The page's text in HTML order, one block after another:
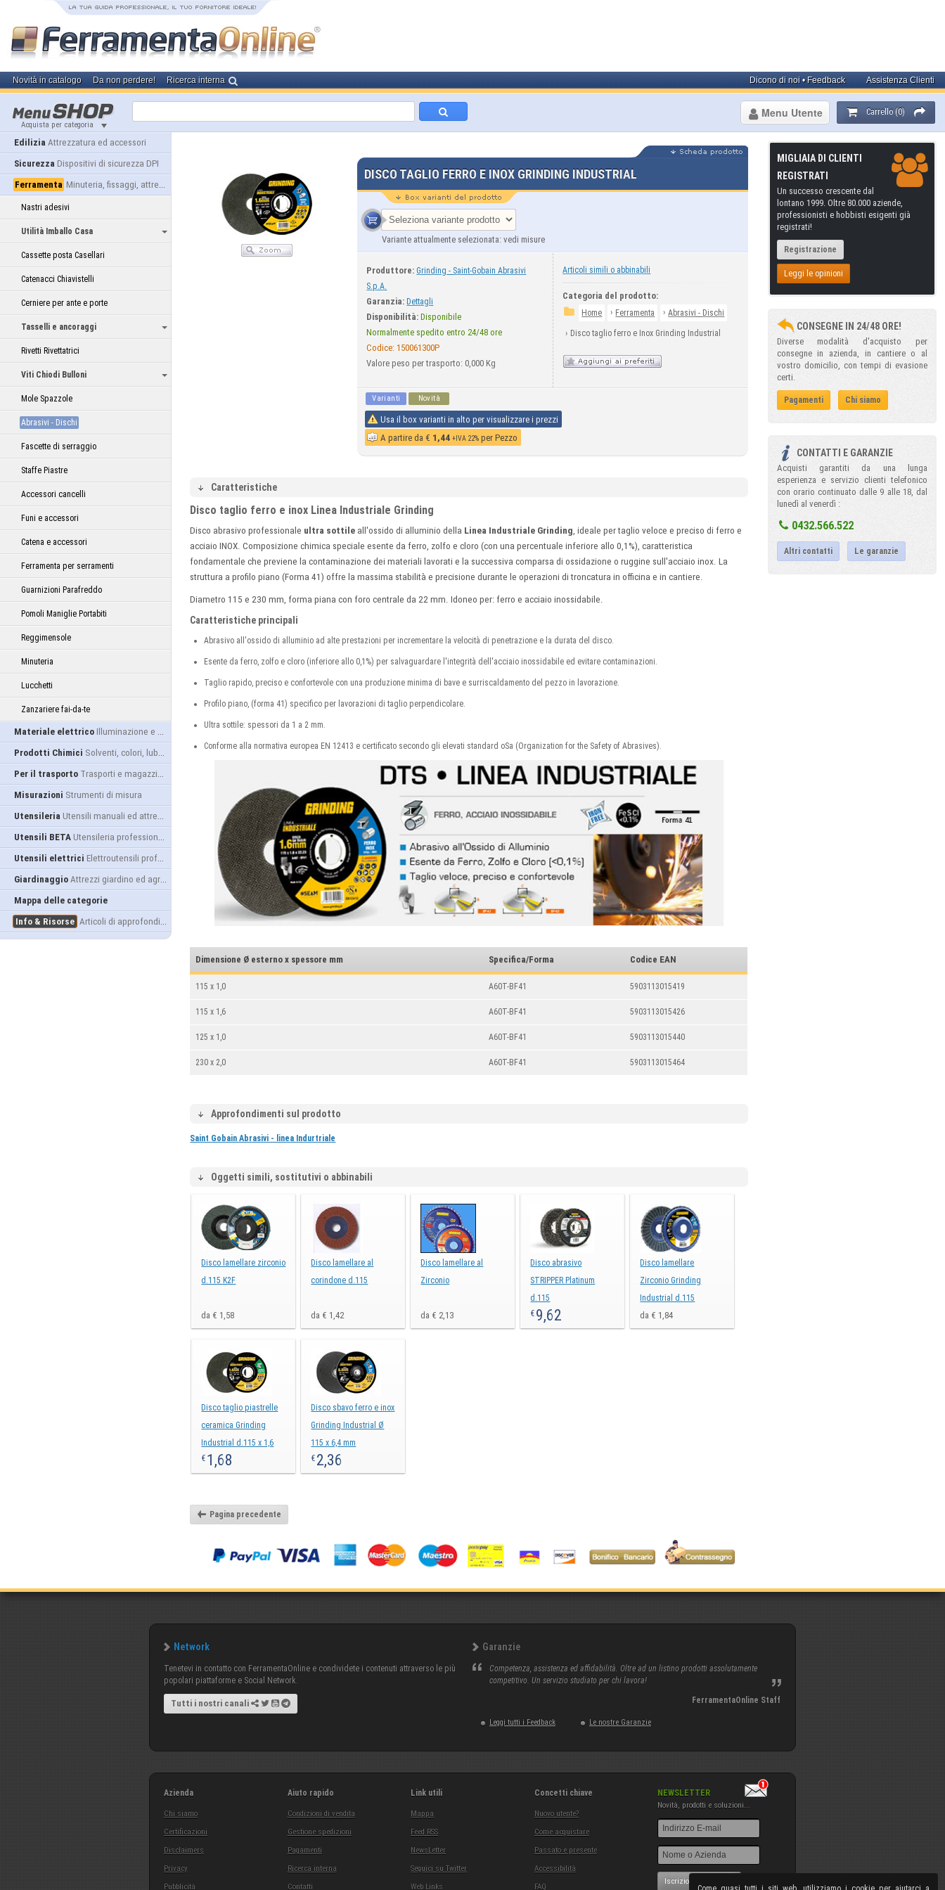
Novità in catalogo Da non perdere! Ricerca interna Assistenza Clienti
Dicono di noi • Feedback
Acquista per categoria
Carrello (0)
Menu Utente
Edilizia Attrezzatura ed accessori
Sicurezza Dispositivi di sicurezza DPI
Ferramenta Minuteria, fissaggi, attrezzatura
Nastri adesivi
Utilità Imballo Casa
Cassette posta Casellari
Catenacci Chiavistelli
Cerniere per ante e porte
Tasselli e ancoraggi
Rivetti Rivettatrici
Viti Chiodi Bulloni
Mole Spazzole
Abrasivi - Dischi
Fascette di serraggio
Staffe Piastre
Accessori cancelli
Funi e accessori
Catena e accessori
Ferramenta per serramenti
Guarnizioni Parafreddo
Pomoli Maniglie Portabiti
Reggimensole
Minuteria
Lucchetti
Zanzariere fai-da-te
Materiale elettrico Illuminazione e alimentazione
Prodotti Chimici Solventi, colori, lubrificanti...
Per il trasporto Trasporti e magazzino
Misurazioni Strumenti di misura
Utensileria Utensili manuali ed attrezzature
Utensili BETA Utensileria professionale
Utensili elettrici Elettroutensili professionali
Giardinaggio Attrezzi giardino ed agricoltura
Mappa delle categorie
Info & Risorse Articoli di approfondimento
DISCO TAGLIO FERRO E INOX GRINDING INDUSTRIAL
Variante attualmente selezionata: vedi misure
Produttore: Grinding - Saint-Gobain Abrasivi
S.p.A.
Garanzia: Dettagli
Disponibilità: Disponibile
Normalmente spedito entro 24/48 ore
Codice:150061300P
Valore peso per trasporto: 0,000 Kg
Articoli simili o abbinabili
Categoria del prodotto:
Home › Ferramenta › Abrasivi - Dischi
› Disco taglio ferro e Inox Grinding Industrial
Varianti Novità
Usa il box varianti in alto per visualizzare i prezzi
A partire da € 1,44 +IVA 22% per Pezzo
Caratteristiche
Disco taglio ferro e inox Linea Industriale Grinding
Disco abrasivo professionale ultra sottile all'ossido di alluminio della Linea Industriale Grinding, ideale per taglio veloce e preciso di ferro e
acciaio INOX. Composizione chimica speciale esente da ferro, zolfo e cloro (con una percentuale inferiore allo 0,1%), caratteristica
fondamentale che previene la contaminazione dei materiali lavorati e la successiva comparsa di ossidazione o ruggine sull'acciaio inox. La
struttura a profilo piano (Forma 41) offre la massima stabilità e precisione durante le operazioni di troncatura in officina e in cantiere.
Diametro 115 e 230 mm, forma piana con foro centrale da 22 mm. Idoneo per: ferro e acciaio inossidabile.
Caratteristiche principali
Abrasivo all'ossido di alluminio ad alte prestazioni per incrementare la velocità di penetrazione e la durata del disco.
Esente da ferro, zolfo e cloro (inferiore allo 0,1%) per salvaguardare l'integrità dell'acciaio inossidabile ed evitare contaminazioni.
Taglio rapido, preciso e confortevole con una produzione minima di bave e surriscaldamento del pezzo in lavorazione.
Profilo piano, (forma 41) specifico per lavorazioni di taglio perpendicolare.
Ultra sottile: spessori da 1 a 2 mm.
Conforme alla normativa europea EN 12413 e certificato secondo gli elevati standard oSa (Organization for the Safety of Abrasives).
Dimensione Ø esterno x spessore mm Specifica/Forma Codice EAN
115 x 1,0 A60T-BF41 5903113015419
115 x 1,6 A60T-BF41 5903113015426
125 x 1,0 A60T-BF41 5903113015440
230 x 2,0 A60T-BF41 5903113015464
Approfondimenti sul prodotto
Saint Gobain Abrasivi - linea Indurtriale
Oggetti simili, sostitutivi o abbinabili
Disco lamellare zirconio
d.115 K2F
da € 1,58
Disco lamellare al
corindone d.115
da € 1,42
Disco lamellare al
Zirconio
da € 2,13
Disco abrasivo
STRIPPER Platinum
d.115
€ 9,62
Disco lamellare
Zirconio Grinding
Industrial d.115
da € 1,84
Disco taglio piastrelle
ceramica Grinding
Industrial d.115 x 1,6
mm
€ 1,68
Disco sbavo ferro e inox
Grinding Industrial Ø
115 x 6,4 mm
€ 2,36
Pagina precedente
MIGLIAIA DI CLIENTI
REGISTRATI
Un successo crescente dal
lontano 1999. Oltre 80.000 aziende,
professionisti e hobbisti esigenti già
registrati!
Registrazione
Leggi le opinioni
CONSEGNE IN 24/48 ORE!
Diverse modalità d'acquisto per
consegne in azienda, in cantiere o al
vostro domicilio, con tempi di evasione
certi.
Pagamenti Chi siamo
CONTATTI E GARANZIE
Acquisti garantiti da una lunga
esperienza e servizio clienti telefonico
con orario continuato dalle 9 alle 18, dal
lunedì al venerdì :
0432.566.522
Altri contatti Le garanzie
Network
Tenetevi in contatto con FerramentaOnline e condividete i contenuti attraverso le più
popolari piattaforme e Social Network.
Tutti i nostri canali
Garanzie
Competenza, assistenza ed affidabilità. Oltre ad un listino prodotti assolutamente
competitivo. Un servizio studiato per chi lavora!
FerramentaOnline Staff
Leggi tutti i Feedback Le nostre Garanzie
Azienda
Chi siamo
Certificazioni
Disclaimers
Privacy
Pubblicità
Aiuto rapido
Condizioni di vendita
Gestione spedizioni
Pagamenti
Ricerca interna
Contatti
Link utili
Mappa
Feed RSS
NewsLetter
Seguici su Twitter
Web Links
Concetti chiave
Nuovo utente?
Come acquistare
Passato e presente
Accessibilità
FAQ
NEWSLETTER
Novità, prodotti e soluzioni...
Iscrizione NewsLetter